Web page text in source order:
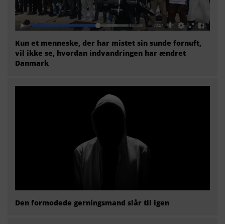
Kun et menneske, der har mistet sin sunde fornuft,
vil ikke se, hvordan indvandringen har ændret
Danmark
Den formodede gerningsmand slår til igen